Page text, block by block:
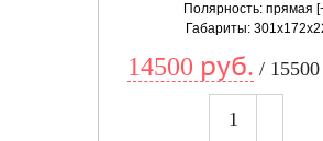
Полярность: прямая
Габариты:
14500 руб. /